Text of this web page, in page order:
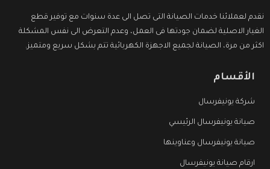
نقدم لعملائنا خدمات الصيانة التى تصل الى عدة سنوات مع توفير قطع
الغيار الاصلية لضمان جودتها فى العمل، وعدم التعرض الى نفس المشكلة
اكثر من مرة، الصيانة لجميع الاجهزة الكهربائية تتم بشكل سريع ومتميز.
الأقسام
شركة يونيفرسال
صيانة يونيفرسال الرئيسي
صيانة يونيفرسال وعناوينها
ارقام صيانة يونيفرسال